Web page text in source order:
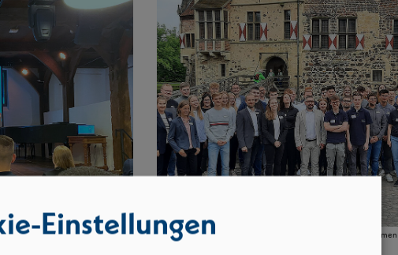
Burg Vischering in
Digiscouts® Abschlussveranstaltung am 06. Juni 2024. Es
Einstellungen